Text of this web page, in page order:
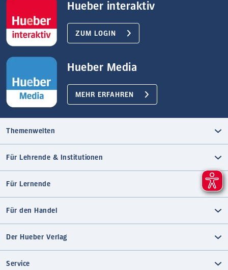
Hueber interaktiv
ZUM LOGIN
Hueber Media
MEHR ERFAHREN
Themenwelten
Für Lehrende & Institutionen
Für Lernende
Für den Handel
Der Hueber Verlag
Service